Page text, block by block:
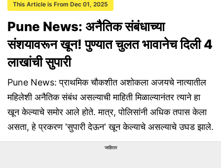
This Article is From Dec 01, 2025
Pune News: अनैतिक संबंधाच्या
संशयावरून खून! पुण्यात चुलत भावानेच दिली 4
लाखांची सुपारी
Pune News: प्राथमिक चौकशीत अशोकला अजयचे नात्यातील
महिलेशी अनैतिक संबंध असल्याची माहिती मिळाल्यानंतर त्याने हा
खून केल्याचे समोर आले होते. मात्र, पोलिसांनी अधिक तपास केला
असता, हे प्रकरण 'सुपारी देऊन' खून केल्याचे असल्याचे उघड झाले.
जाहिरात